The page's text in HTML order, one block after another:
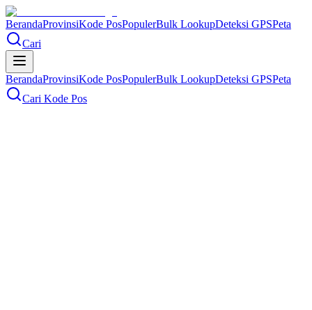
BerandaProvinsiKode PosPopulerBulk LookupDeteksi GPSPeta
Cari
BerandaProvinsiKode PosPopulerBulk LookupDeteksi GPSPeta
Cari Kode Pos